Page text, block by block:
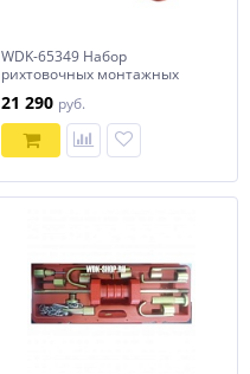
WDK-65349 Набор
рихтовочных монтажных
21 290 руб.